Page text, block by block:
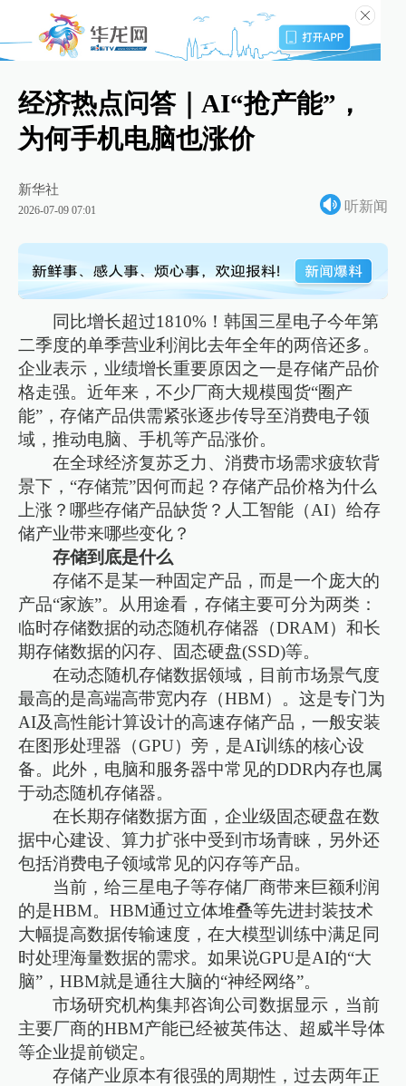
经济热点问答｜AI“抢产能”，
为何手机电脑也涨价
新华社
2026-07-09 07:01 听新闻
同比增长超过1810%！韩国三星电子今年第
二季度的单季营业利润比去年全年的两倍还多。
企业表示，业绩增长重要原因之一是存储产品价
格走强。近年来，不少厂商大规模囤货“圈产
能”，存储产品供需紧张逐步传导至消费电子领
域，推动电脑、手机等产品涨价。
在全球经济复苏乏力、消费市场需求疲软背
景下，“存储荒”因何而起？存储产品价格为什么
上涨？哪些存储产品缺货？人工智能（AI）给存
储产业带来哪些变化？
存储到底是什么
存储不是某一种固定产品，而是一个庞大的
产品“家族”。从用途看，存储主要可分为两类：
临时存储数据的动态随机存储器（DRAM）和长
期存储数据的闪存、固态硬盘(SSD)等。
在动态随机存储数据领域，目前市场景气度
最高的是高端高带宽内存（HBM）。这是专门为
AI及高性能计算设计的高速存储产品，一般安装
在图形处理器（GPU）旁，是AI训练的核心设
备。此外，电脑和服务器中常见的DDR内存也属
于动态随机存储器。
在长期存储数据方面，企业级固态硬盘在数
据中心建设、算力扩张中受到市场青睐，另外还
包括消费电子领域常见的闪存等产品。
当前，给三星电子等存储厂商带来巨额利润
的是HBM。HBM通过立体堆叠等先进封装技术
大幅提高数据传输速度，在大模型训练中满足同
时处理海量数据的需求。如果说GPU是AI的“大
脑”，HBM就是通往大脑的“神经网络”。
市场研究机构集邦咨询公司数据显示，当前
主要厂商的HBM产能已经被英伟达、超威半导体
等企业提前锁定。
存储产业原本有很强的周期性，过去两年正